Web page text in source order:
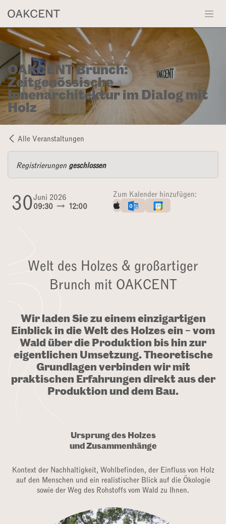
OAKCENT Brunch:
Zeitgenössische
Innenarchitektur im Dialog mit
Holz
Alle Veranstaltungen
Registrierungen geschlossen
30Juni 2026
09:30
12:00
Zum Kalender hinzufügen:
Welt des Holzes & großartiger
Brunch mit OAKCENT
Wir laden Sie zu einem einzigartigen
Einblick in die Welt des Holzes ein – vom
Wald über die Produktion bis hin zur
eigentlichen Umsetzung. Theoretische
Grundlagen verbinden wir mit
praktischen Erfahrungen direkt aus der
Produktion und dem Bau.
Kontext der Nachhaltigkeit, Wohlbefinden, der Einfluss von Holz
auf den Menschen und ein realistischer Blick auf die Ökologie
sowie der Weg des Rohstoffs vom Wald zu Ihnen.
Ursprung des Holzes
und Zusammenhänge